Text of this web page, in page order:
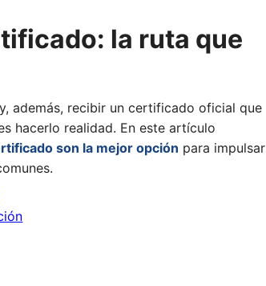
la ruta que
además, recibir un certificado oficial que
hacerlo realidad. En este artículo
son la mejor opción para impulsar